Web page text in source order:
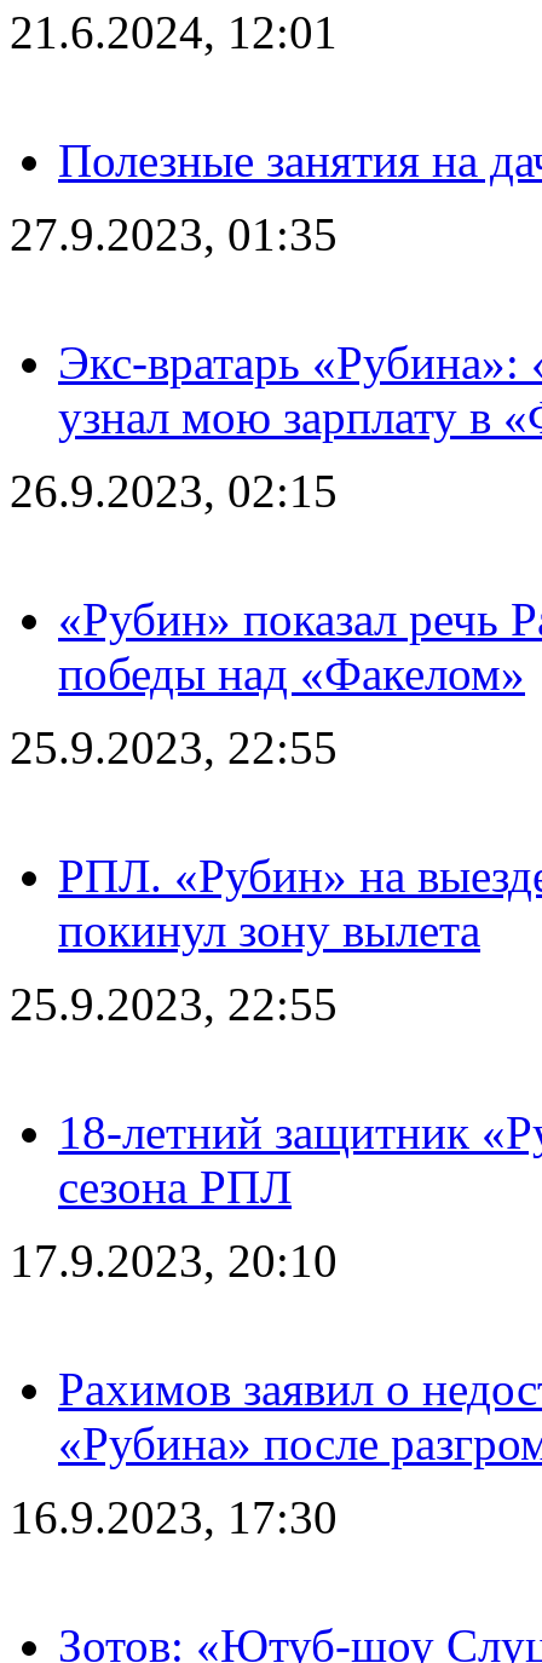
21.6.2024, 12:01
Полезные занятия на
27.9.2023, 01:35
Экс-вратарь «Рубина»:
узнал мою зарплату в
26.9.2023, 02:15
«Рубин» показал речь
победы над «Факелом»
25.9.2023, 22:55
РПЛ. «Рубин» на
покинул зону вылета
25.9.2023, 22:55
18-летний защитник
сезона РПЛ
17.9.2023, 20:10
Рахимов заявил о
«Рубина» после
16.9.2023, 17:30
Зотов: «Ютуб-шоу